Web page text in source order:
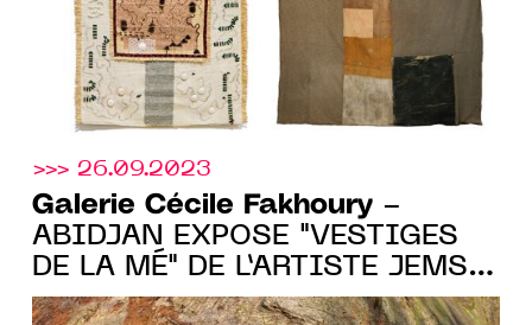
>>> 26.09.2023
Galerie Cécile Fakhoury -
ABIDJAN EXPOSE "VESTIGES
DE LA MÉ" DE L’ARTISTE JEMS
KOKO BI DU 28 SEPT. 2023 AU